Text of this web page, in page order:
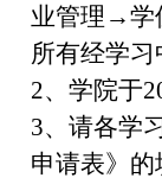
业管理→学
所有经学
2、学院于
3、请各学
申请表》的